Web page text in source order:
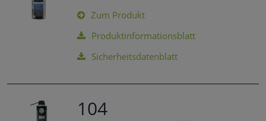
Zum Produkt
Produktinformationsblatt
Sicherheitsdatenblatt
104